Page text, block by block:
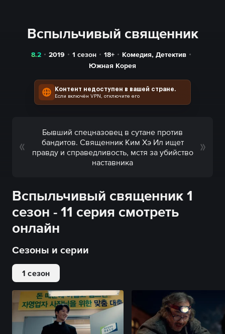
Вспыльчивый священник
8.2 2019 1 сезон 18+ Комедия,Детектив
Южная Корея
Контент недоступен в вашей стране.
Если включён VPN, отключите его
Бывший спецназовец в сутане против
бандитов. Священник Ким Хэ Ил ищет
правду и справедливость, мстя за убийство
наставника
Вспыльчивый священник 1
сезон - 11 серия смотреть
онлайн
Сезоны и серии
1 сезон